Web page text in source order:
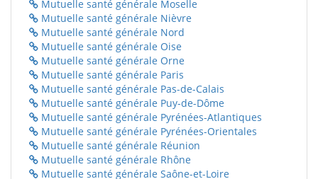
Mutuelle santé générale Moselle
Mutuelle santé générale Nièvre
Mutuelle santé générale Nord
Mutuelle santé générale Oise
Mutuelle santé générale Orne
Mutuelle santé générale Paris
Mutuelle santé générale Pas-de-Calais
Mutuelle santé générale Puy-de-Dôme
Mutuelle santé générale Pyrénées-Atlantiques
Mutuelle santé générale Pyrénées-Orientales
Mutuelle santé générale Réunion
Mutuelle santé générale Rhône
Mutuelle santé générale Saône-et-Loire